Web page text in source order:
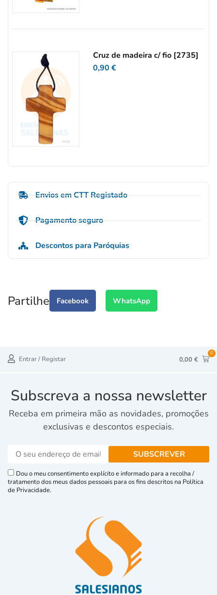
Cruz de madeira c/ fio [2735]
0,90€
Envios em CTT Registado
Pagamento seguro
Descontos para Paróquias
Partilhe Facebook WhatsApp
Entrar / Registar 0,00 €
0
Subscreva a nossa newsletter
Receba em primeira mão as novidades, promoções
exclusivas e descontos especiais.
Dou o meu consentimento explícito e informado para a recolha /
tratamento dos meus dados pessoais para os fins descritos na Política
de Privacidade.